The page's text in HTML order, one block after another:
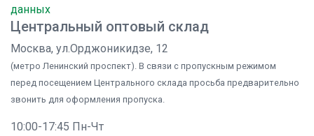
данных
Центральный оптовый склад
Москва, ул.Орджоникидзе, 12
(метро Ленинский проспект). В связи с пропускным режимом
перед посещением Центрального склада просьба предварительно
звонить для оформления пропуска.
10:00-17:45 Пн-Чт